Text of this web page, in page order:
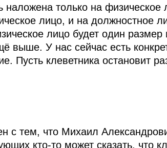
наложена только на
лицо, и на должностное
лицо будет один
выше. У нас сейчас есть
Пусть клеветника остановит
с тем, что Михаил
кто‑то может сказать, что